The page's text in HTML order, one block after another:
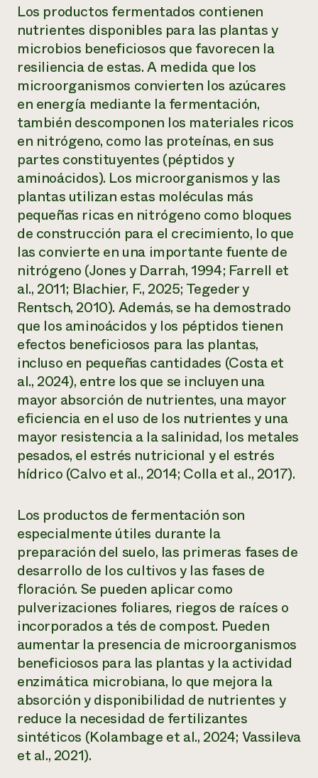
Los productos fermentados contienen
nutrientes disponibles para las plantas y
microbios beneficiosos que favorecen la
resiliencia de estas. A medida que los
microorganismos convierten los azúcares
en energía mediante la fermentación,
también descomponen los materiales ricos
en nitrógeno, como las proteínas, en sus
partes constituyentes (péptidos y
aminoácidos). Los microorganismos y las
plantas utilizan estas moléculas más
pequeñas ricas en nitrógeno como bloques
de construcción para el crecimiento, lo que
las convierte en una importante fuente de
nitrógeno (Jones y Darrah, 1994; Farrell et
al., 2011; Blachier, F., 2025; Tegeder y
Rentsch, 2010). Además, se ha demostrado
que los aminoácidos y los péptidos tienen
efectos beneficiosos para las plantas,
incluso en pequeñas cantidades (Costa et
al., 2024), entre los que se incluyen una
mayor absorción de nutrientes, una mayor
eficiencia en el uso de los nutrientes y una
mayor resistencia a la salinidad, los metales
pesados, el estrés nutricional y el estrés
hídrico (Calvo et al., 2014; Colla et al., 2017).
Los productos de fermentación son
especialmente útiles durante la
preparación del suelo, las primeras fases de
desarrollo de los cultivos y las fases de
floración. Se pueden aplicar como
pulverizaciones foliares, riegos de raíces o
incorporados a tés de compost. Pueden
aumentar la presencia de microorganismos
beneficiosos para las plantas y la actividad
enzimática microbiana, lo que mejora la
absorción y disponibilidad de nutrientes y
reduce la necesidad de fertilizantes
sintéticos (Kolambage et al., 2024; Vassileva
et al., 2021).